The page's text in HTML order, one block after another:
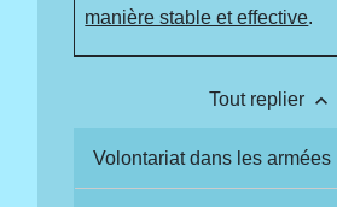
manière stable et effective.
Tout replier keyboard_arrow_up
Volontariat dans les armées